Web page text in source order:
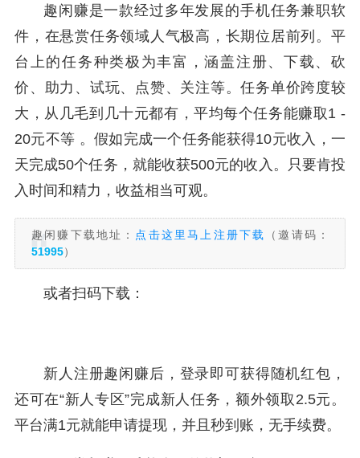
趣闲赚是一款经过多年发展的手机任务兼职软
件，在悬赏任务领域人气极高，长期位居前列。平
台上的任务种类极为丰富，涵盖注册、下载、砍
价、助力、试玩、点赞、关注等。任务单价跨度较
大，从几毛到几十元都有，平均每个任务能赚取1 -
20元不等 。假如完成一个任务能获得10元收入，一
天完成50个任务，就能收获500元的收入。只要肯投
入时间和精力，收益相当可观。
趣闲赚下载地址： 点击这里马上注册下载
（邀请码：
51995）
或者扫码下载：
新人注册趣闲赚后，登录即可获得随机红包，
还可在“新人专区”完成新人任务，额外领取2.5元。
平台满1元就能申请提现，并且秒到账，无手续费。